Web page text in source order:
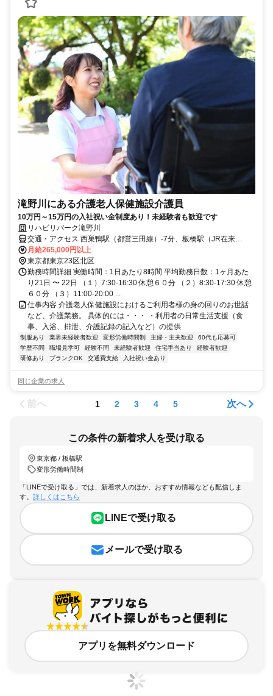
滝野川にある介護老人保健施設介護員
10万円～15万円の入社祝い金制度あり！未経験者も歓迎です
リハビリパーク滝野川
交通・アクセス 西巣鴨駅（都営三田線）-7分、板橋駅（JR在来
線）-10分、庚申塚駅（都電荒川線）-12分
月給265,000円以上
東京都東京23区北区
勤務時間詳細 実働時間：1日あたり8時間 平均勤務日数：1ヶ月あた
り21日 〜 22日 （１）7:30-16:30 休憩６０分 （２）8:30-17:30 休憩
６０分 （３）11:00-20:00 ...
仕事内容 介護老人保健施設におけるご利用者様の身の回りのお世話
など、介護業務。 具体的には・・・ ・利用者の日常生活支援（食
事、入浴、排泄、介護記録の記入など）の提供
制服あり 業界未経験者歓迎 変形労働時間制 主婦・主夫歓迎
60代も応募可
学歴不問
職場見学可 経験不問 未経験者歓迎 住宅手当あり
経験者歓迎
研修あり
ブランクOK 交通費支給 入社祝い金あり
同じ企業の求人
前へ 1 2 3 4 5 次へ
この条件の新着求人を受け取る
東京都 / 板橋駅
変形労働時間制
「LINEで受け取る」では、新着求人のほか、おすすめ情報なども配信しま
す。 詳しくはこちら
LINEで受け取る
メールで受け取る
アプリを無料ダウンロード